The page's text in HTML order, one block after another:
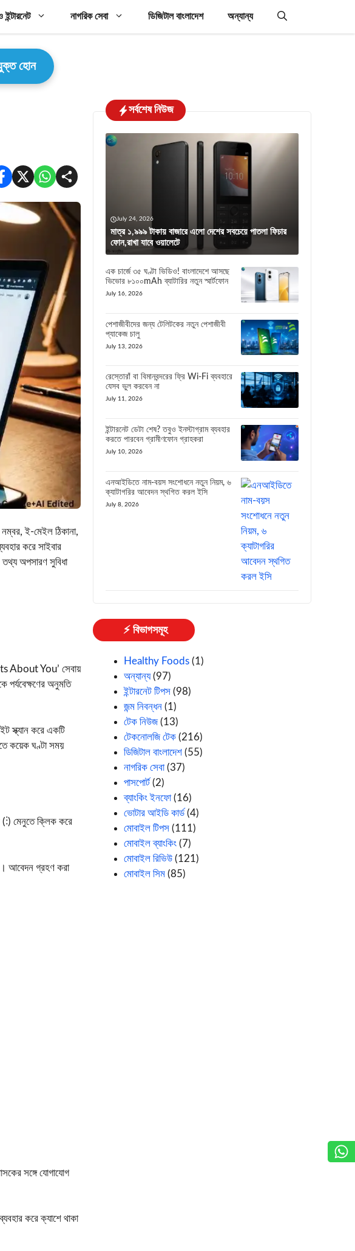
নাগরিক সেবা ডিজিটাল বাংলাদেশ অন্যান্য
হোন
ই-মেইল ঠিকানা,
করে সাইবার
তথ্য অপসারণ সুবিধা
About You’ সেবায়
পর্যবেক্ষণের অনুমতি
স্ক্যান করে একটি
কয়েক ঘণ্টা সময়
(⋮) মেনুতে ক্লিক করে
আবেদন গ্রহণ করা
সঙ্গে যোগাযোগ
করে ক্যাশে থাকা
সর্বশেষ নিউজ
July 24, 2026
মাত্র ১,৯৯৯ টাকায় বাজারে এলো দেশের সবচেয়ে পাতলা ফিচার
ফোন,রাখা যাবে ওয়ালেটে
এক চার্জে ৩৫ ঘণ্টা ভিডিও! বাংলাদেশে আসছে
ভিভোর ৮১০০mAh ব্যাটারির নতুন স্মার্টফোন
July 16, 2026
পেশাজীবীদের জন্য টেলিটকের নতুন পেশাজীবী
প্যাকেজ চালু
July 13, 2026
রেস্তোরাঁ বা বিমানবন্দরের ফ্রি Wi-Fi ব্যবহারে
যেসব ভুল করবেন না
July 11, 2026
ইন্টারনেট ডেটা শেষ? তবুও ইনস্টাগ্রাম ব্যবহার
করতে পারবেন গ্রামীণফোন গ্রাহকরা
July 10, 2026
এনআইডিতে নাম-বয়স সংশোধনে নতুন নিয়ম, ৬
ক্যাটাগরির আবেদন স্থগিত করল ইসি
July 8, 2026
⚡ বিভাগসমূহ
Healthy Foods (1)
অন্যান্য(97)
ইন্টারনেট টিপস (98)
জন্ম নিবন্ধন (1)
টেক নিউজ(13)
টেকনোলজি টেক (216)
ডিজিটাল বাংলাদেশ (55)
নাগরিক সেবা(37)
পাসপোর্ট (2)
ব্যাংকিং ইনফো(16)
ভোটার আইডি কার্ড (4)
মোবাইল টিপস (111)
মোবাইল ব্যাংকিং (7)
মোবাইল রিভিউ (121)
মোবাইল সিম (85)